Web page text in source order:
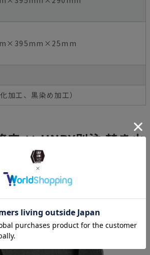
加工、黒染め加工）
店 × UNBY別注 焚き火